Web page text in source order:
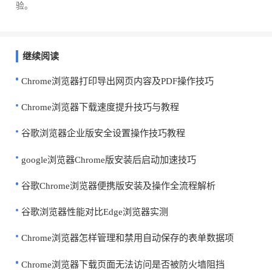
验。
继续阅读
Chrome浏览器打印导出网页内容及PDF操作技巧
Chrome浏览器下载速度提升技巧与教程
谷歌浏览器企业版安全设置操作技巧教程
google浏览器Chrome版安装后启动加速技巧
谷歌Chrome浏览器便携版安装及操作全流程解析
谷歌浏览器性能对比Edge浏览器实测
Chrome浏览器怎样管理和禁用自动保存的表单数据项
Chrome浏览器下载页面无法访问是否被防火墙阻挡